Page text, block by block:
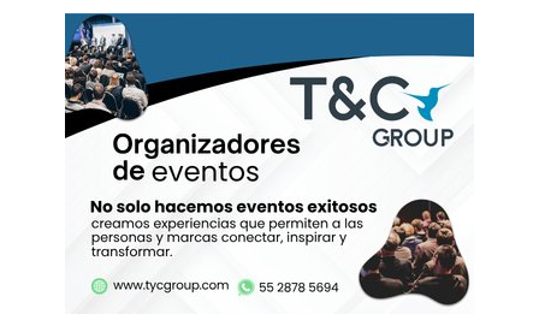
Etiquetas: Destacados MPI México